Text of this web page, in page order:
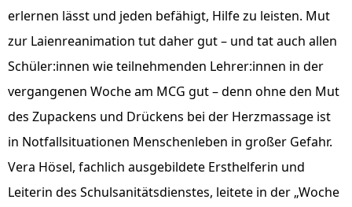
erlernen lässt und jeden befähigt, Hilfe zu leisten. Mut
zur Laienreanimation tut daher gut – und tat auch allen
Schüler:innen wie teilnehmenden Lehrer:innen in der
vergangenen Woche am MCG gut – denn ohne den Mut
des Zupackens und Drückens bei der Herzmassage ist
in Notfallsituationen Menschenleben in großer Gefahr.
Vera Hösel, fachlich ausgebildete Ersthelferin und
Leiterin des Schulsanitätsdienstes, leitete in der „Woche